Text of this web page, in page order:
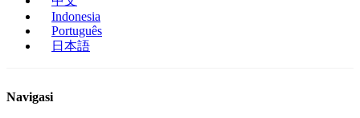
Indonesia
Português
日本語
Navigasi